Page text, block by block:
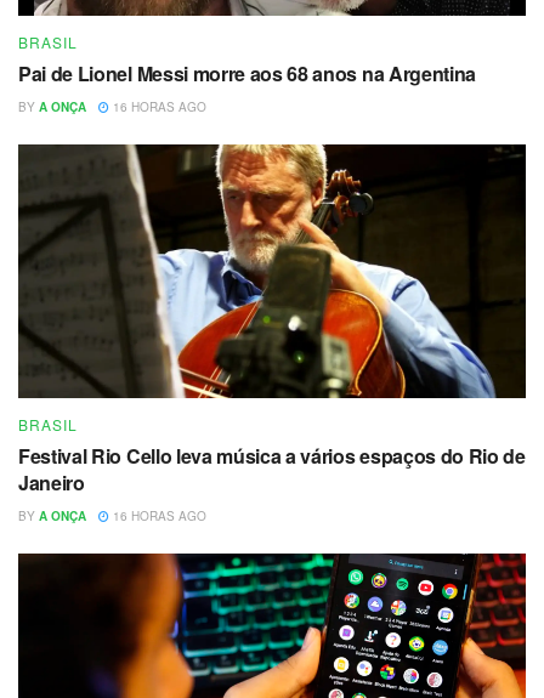
BRASIL
Pai de Lionel Messi morre aos 68 anos na Argentina
BY A ONÇA 16 HORAS AGO
BRASIL
Festival Rio Cello leva música a vários espaços do Rio de
Janeiro
BY A ONÇA 16 HORAS AGO